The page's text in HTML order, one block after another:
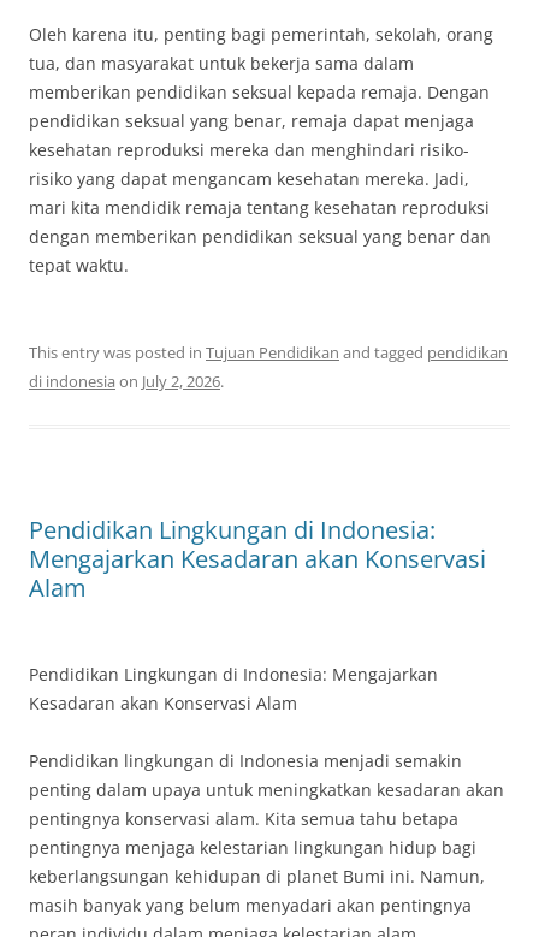
Oleh karena itu, penting bagi pemerintah, sekolah, orang
tua, dan masyarakat untuk bekerja sama dalam
memberikan pendidikan seksual kepada remaja. Dengan
pendidikan seksual yang benar, remaja dapat menjaga
kesehatan reproduksi mereka dan menghindari risiko-
risiko yang dapat mengancam kesehatan mereka. Jadi,
mari kita mendidik remaja tentang kesehatan reproduksi
dengan memberikan pendidikan seksual yang benar dan
tepat waktu.
This entry was posted in Tujuan Pendidikan and tagged pendidikan
di indonesia on July 2, 2026.
Pendidikan Lingkungan di Indonesia:
Mengajarkan Kesadaran akan Konservasi
Alam
Pendidikan Lingkungan di Indonesia: Mengajarkan
Kesadaran akan Konservasi Alam
Pendidikan lingkungan di Indonesia menjadi semakin
penting dalam upaya untuk meningkatkan kesadaran akan
pentingnya konservasi alam. Kita semua tahu betapa
pentingnya menjaga kelestarian lingkungan hidup bagi
keberlangsungan kehidupan di planet Bumi ini. Namun,
masih banyak yang belum menyadari akan pentingnya